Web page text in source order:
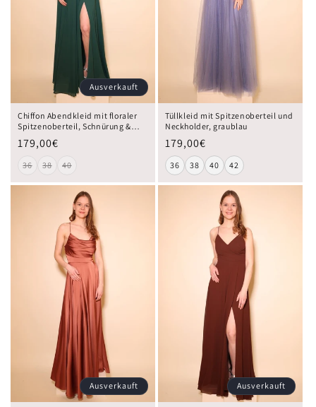
Ausverkauft
Chiffon Abendkleid mit floraler
Spitzenoberteil, Schnürung &
179,00€
36 38 40
Tüllkleid mit Spitzenoberteil und
Neckholder, graublau
179,00€
36 38 40 42
Ausverkauft Ausverkauft